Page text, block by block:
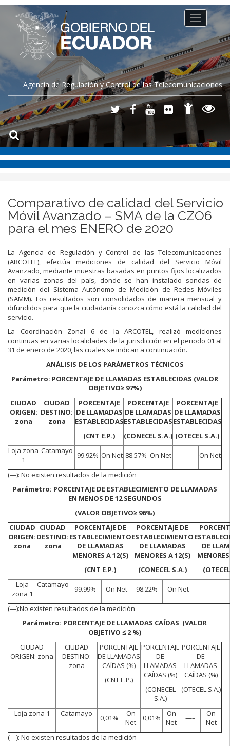
Agencia de Regulación y Control de las Telecomunicaciones
Toggle
navigation
Comparativo de calidad del Servicio
Móvil Avanzado – SMA de la CZO6
para el mes ENERO de 2020
La Agencia de Regulación y Control de las Telecomunicaciones
(ARCOTEL), efectúa mediciones de calidad del Servicio Móvil
Avanzado, mediante muestras basadas en puntos fijos localizados
en varias zonas del país, donde se han instalado sondas de
medición del Sistema Autónomo de Medición de Redes Móviles
(SAMM). Los resultados son consolidados de manera mensual y
difundidos para que la ciudadanía conozca cómo está la calidad del
servicio.
La Coordinación Zonal 6 de la ARCOTEL, realizó mediciones
continuas en varias localidades de la jurisdicción en el periodo 01 al
31 de enero de 2020, las cuales se indican a continuación.
ANÁLISIS DE LOS PARÁMETROS TÉCNICOS
Parámetro: PORCENTAJE DE LLAMADAS ESTABLECIDAS (VALOR
OBJETIVO≥ 97%)
CIUDAD
ORIGEN:
zona
CIUDAD
DESTINO:
zona
PORCENTAJE
DE LLAMADAS
ESTABLECIDAS
(CNT E.P.)
PORCENTAJE
DE LLAMADAS
ESTABLECIDAS
(CONECEL S.A.)
PORCENTAJE
DE LLAMADAS
ESTABLECIDAS
(OTECEL S.A.)
Loja zona
1
Catamayo 99.92% On Net 88.57% On Net —– On Net
(—): No existen resultados de la medición
Parámetro: PORCENTAJE DE ESTABLECIMIENTO DE LLAMADAS
EN MENOS DE 12 SEGUNDOS
(VALOR OBJETIVO≥ 96%)
CIUDAD
ORIGEN:
zona
CIUDAD
DESTINO:
zona
PORCENTAJE DE
ESTABLECIMIENTO
DE LLAMADAS
MENORES A 12(S)
(CNT E.P.)
PORCENTAJE DE
ESTABLECIMIENTO
DE LLAMADAS
MENORES A 12(S)
(CONECEL S.A.)
DE
Loja
zona 1
Catamayo 99.99% On Net 98.22% On Net —–
(—):No existen resultados de la medición
Parámetro: PORCENTAJE DE LLAMADAS CAÍDAS (VALOR
OBJETIVO ≤ 2 %)
CIUDAD
ORIGEN: zona
CIUDAD
DESTINO:
zona
PORCENTAJE
DE LLAMADAS
CAÍDAS (%)
(CNT E.P.)
PORCENTAJE
DE
LLAMADAS
CAÍDAS (%)
(CONECEL
S.A.)
PORCENTAJE
DE
LLAMADAS
CAÍDAS (%)
(OTECEL S.A.)
Loja zona 1 Catamayo 0,01%
On
Net
0,01%
On
Net
—–
On
Net
(—): No existen resultados de la medición